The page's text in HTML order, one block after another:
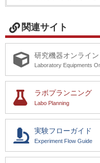
関連サイト
研究機器オンライン
Laboratory Equipments
ラボプランニング
Labo Planning
実験フローガイド
Experiment Flow Guide